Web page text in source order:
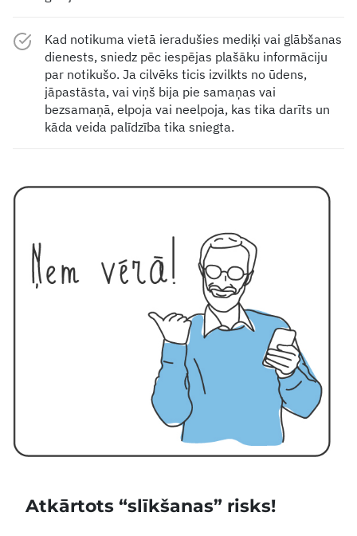
Kad notikuma vietā ieradušies mediķi vai glābšanas
dienests, sniedz pēc iespējas plašāku informāciju
par notikušo. Ja cilvēks ticis izvilkts no ūdens,
jāpastāsta, vai viņš bija pie samaņas vai
bezsamaņā, elpoja vai neelpoja, kas tika darīts un
kāda veida palīdzība tika sniegta.
Atkārtots “slīkšanas” risks!